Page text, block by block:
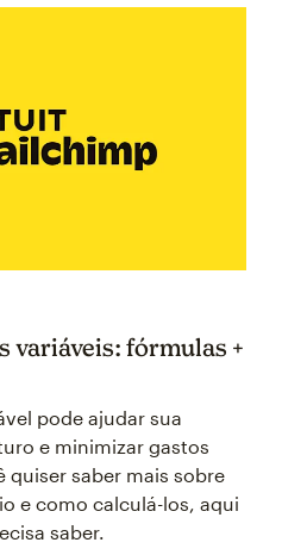
variáveis: fórmulas +
pode ajudar sua
e minimizar gastos
quiser saber mais sobre
e como calculá-los, aqui
saber.